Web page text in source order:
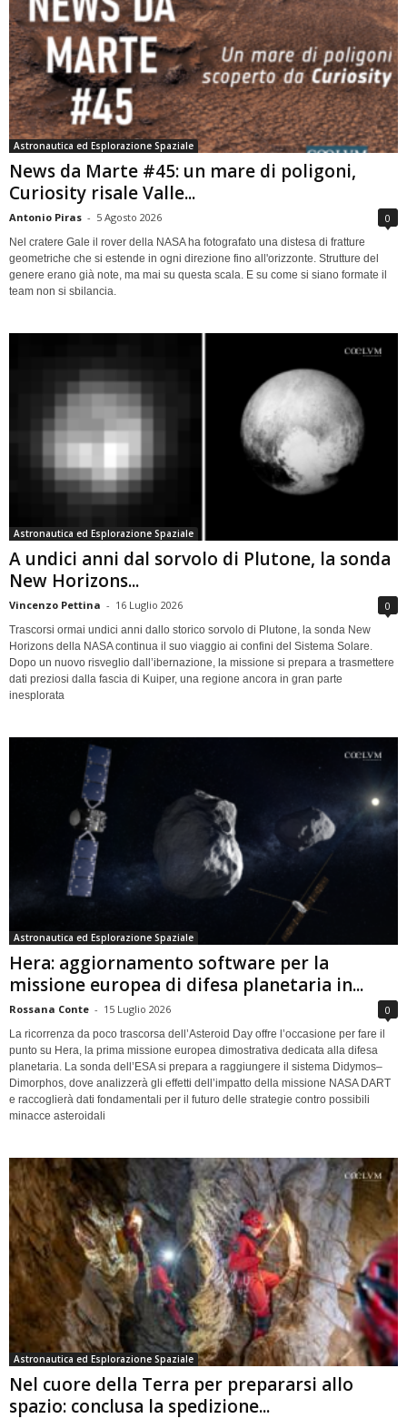
Astronautica ed Esplorazione Spaziale
News da Marte #45: un mare di poligoni,
Curiosity risale Valle...
Antonio Piras - 5 Agosto 2026 0
Nel cratere Gale il rover della NASA ha fotografato una distesa di fratture
geometriche che si estende in ogni direzione fino all'orizzonte. Strutture del
genere erano già note, ma mai su questa scala. E su come si siano formate il
team non si sbilancia.
Astronautica ed Esplorazione Spaziale
A undici anni dal sorvolo di Plutone, la sonda
New Horizons...
Vincenzo Pettina - 16 Luglio 2026 0
Trascorsi ormai undici anni dallo storico sorvolo di Plutone, la sonda New
Horizons della NASA continua il suo viaggio ai confini del Sistema Solare.
Dopo un nuovo risveglio dall’ibernazione, la missione si prepara a trasmettere
dati preziosi dalla fascia di Kuiper, una regione ancora in gran parte
inesplorata
Astronautica ed Esplorazione Spaziale
Hera: aggiornamento software per la
missione europea di difesa planetaria in...
Rossana Conte - 15 Luglio 2026 0
La ricorrenza da poco trascorsa dell’Asteroid Day offre l’occasione per fare il
punto su Hera, la prima missione europea dimostrativa dedicata alla difesa
planetaria. La sonda dell’ESA si prepara a raggiungere il sistema Didymos–
Dimorphos, dove analizzerà gli effetti dell’impatto della missione NASA DART
e raccoglierà dati fondamentali per il futuro delle strategie contro possibili
minacce asteroidali
Astronautica ed Esplorazione Spaziale
Nel cuore della Terra per prepararsi allo
spazio: conclusa la spedizione...